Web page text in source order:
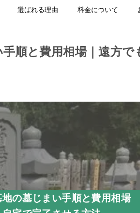
選ばれる理由 料金について
順と費用相場｜遠方で
の墓じまい手順と費用相場